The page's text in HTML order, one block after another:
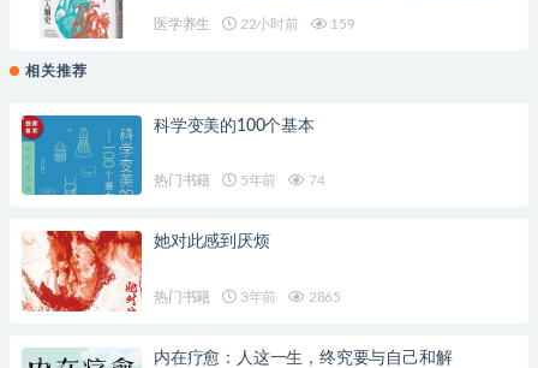
医学养生 22小时前 159
相关推荐
科学变美的100个基本
热门书籍 5年前 74
她对此感到厌烦
热门书籍 3年前 2865
内在疗愈：人这一生，终究要与自己和解